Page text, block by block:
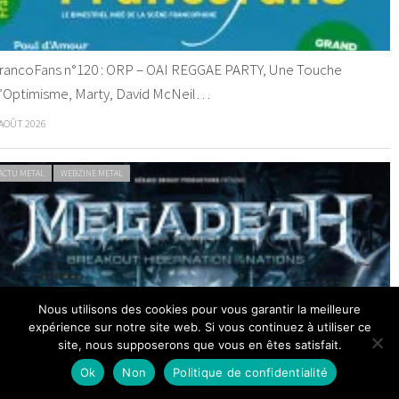
n°120 : ORP – OAI REGGAE PARTY, Une Touche
Marty, David McNeil…
2026
METAL WEBZINE METAL
tire sa révérence à Paris et Lyon en 2027
2026
WEBZINE METAL
Nous utilisons des cookies pour vous garantir la meilleure
expérience sur notre site web. Si vous continuez à utiliser ce
site, nous supposerons que vous en êtes satisfait.
Ok
Non Politique de confidentialité